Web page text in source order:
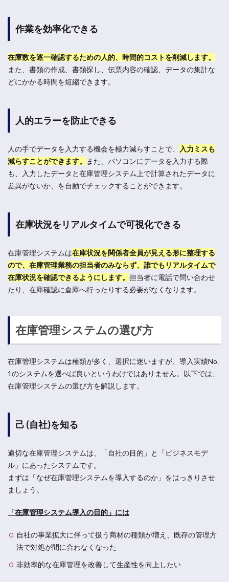
作業を効率化できる
在庫数を逐一確認するための人的、時間的コストを削減します。
また、書類の作成、書類探し、伝票内容の確認、データの集計な
どにかかる時間を短縮できます。
人的エラーを防止できる
人の手でデータを入力する機会を極力減らすことで、
入力ミスも
減らすことができます。
また、パソコンにデータを入力する際
も、入力したデータと在庫管理システム上で計算されたデータに
差異がないか、を自動でチェックすることができます。
在庫状況をリアルタイムで可視化できる
在庫管理システムは在庫状況を関係者全員が見える形に整理する
ので、在庫管理業務の担当者のみならず、誰でもリアルタイムで
在庫状況を確認できるようにします。 担当者に電話で問い合わせ
たり、在庫確認に倉庫へ行ったりする必要がなくなります。
在庫管理システムの選び方
在庫管理システムは種類が多く、選択に迷いますが、導入実績No.
1のシステムを選べば良いというわけではありません。以下では、
在庫管理システムの選び方を解説します。
己 (自社)を知る
適切な在庫管理システムは、「自社の目的」と「ビジネスモデ
ル」にあったシステムです。
まずは「なぜ在庫管理システムを導入するのか」をはっきりさせ
ましょう。
「在庫管理システム導入の目的」には
自社の事業拡大に伴って扱う商材の種類が増え、既存の管理方
法で対処が間に合わなくなった
非効率的な在庫管理を改善して生産性を向上したい